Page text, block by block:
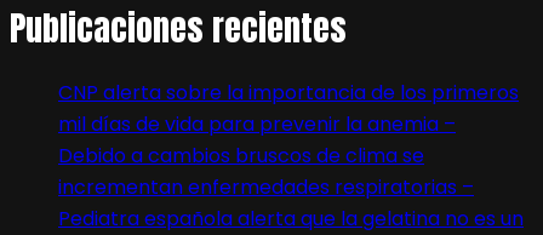
Publicaciones recientes
CNP alerta sobre la importancia de los primeros
mil días de vida para prevenir la anemia –
Debido a cambios bruscos de clima se
incrementan enfermedades respiratorias –
Pediatra española alerta que la gelatina no es un